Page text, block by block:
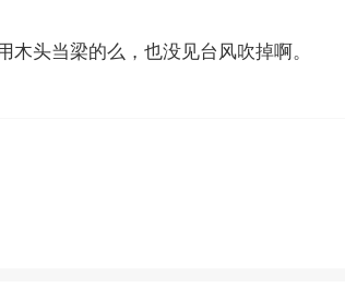
木头当梁的么，也没见台风吹掉啊。